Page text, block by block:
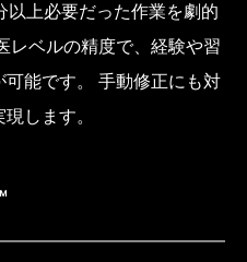
上必要だった作業を劇的
レベルの精度で、経験や習
能です。 手動修正にも対
します。